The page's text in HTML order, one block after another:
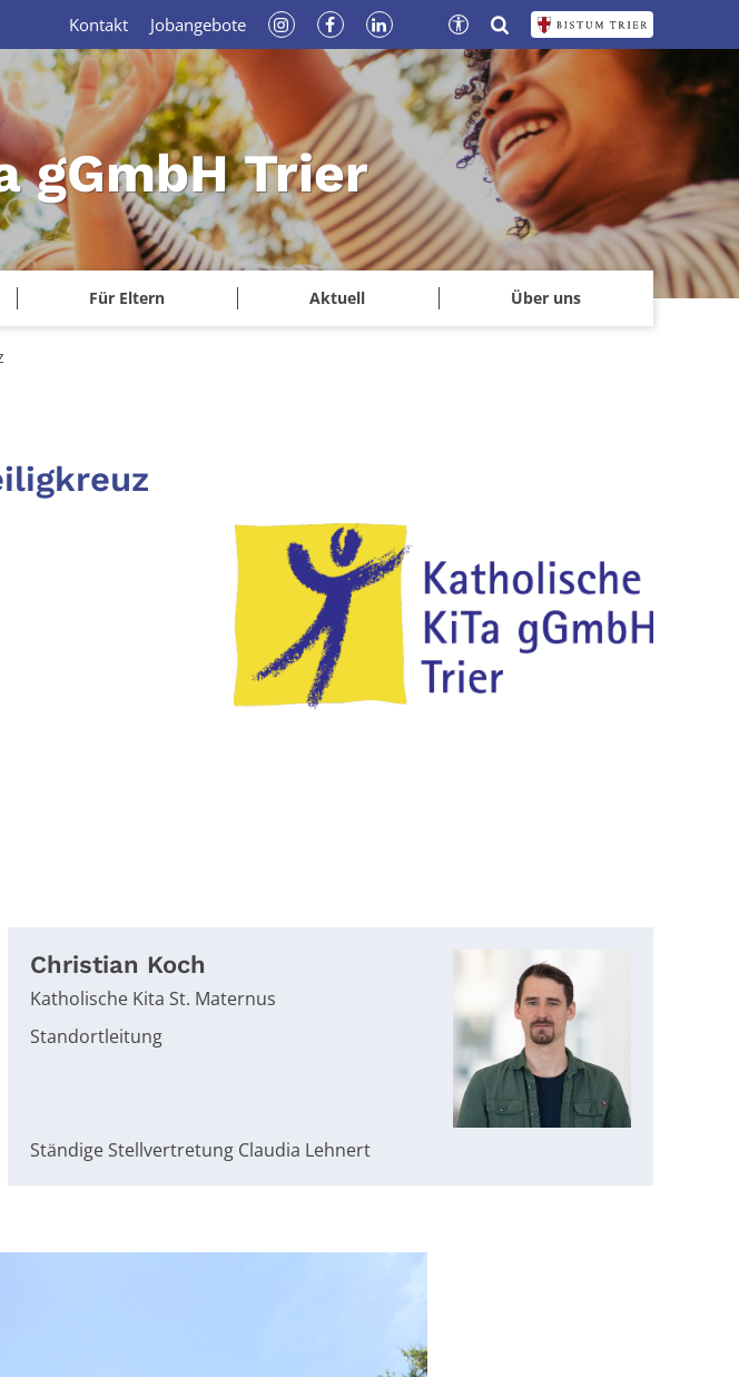
gGmbH Trier
Für Eltern Aktuell Über uns
Kontakt Jobangebote
Christian Koch
Katholische Kita St. Maternus
Standortleitung
Ständige Stellvertretung Claudia Lehnert